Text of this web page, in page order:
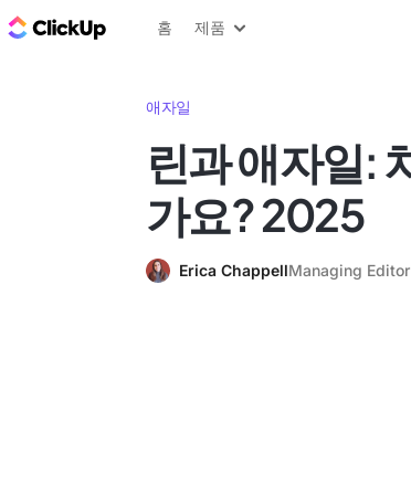
ClickUp 블로그
홈 제품
애자일
린과 애자일:
가요? 2025
Erica ChappellManaging Editor